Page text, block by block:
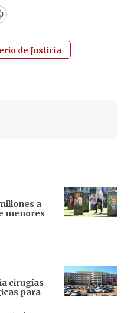
de Justicia
a
menores
cirugías
para